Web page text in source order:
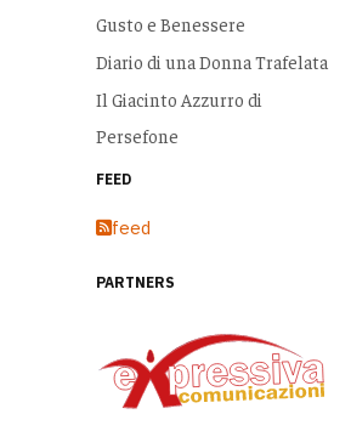
Gusto e Benessere
Diario di una Donna Trafelata
Il Giacinto Azzurro di
Persefone
FEED
feed
PARTNERS